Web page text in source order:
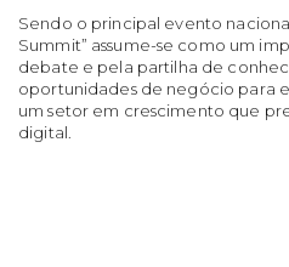
Sendo o principal evento
Summit” assume-se como um
debate e pela partilha de
oportunidades de negócio para
um setor em crescimento que
digital.